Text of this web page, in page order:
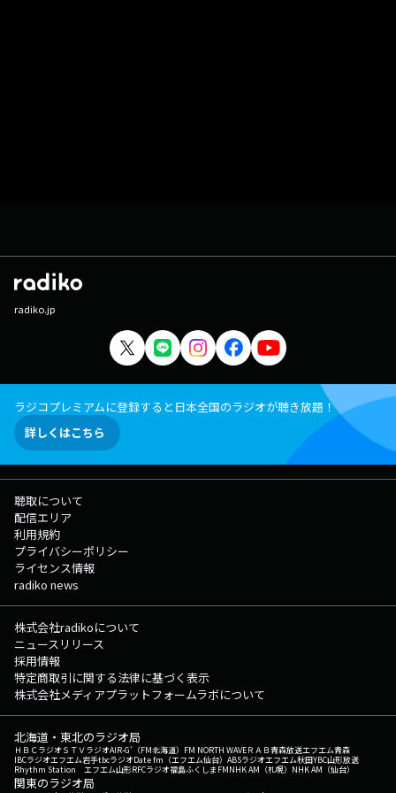
radiko.jp
ラジコプレミアムに登録すると日本全国のラジオが聴き放題！
詳しくはこちら
聴取について
配信エリア
利用規約
プライバシーポリシー
ライセンス情報
radiko news
株式会社radikoについて
ニュースリリース
採用情報
特定商取引に関する法律に基づく表示
株式会社メディアプラットフォームラボについて
北海道・東北のラジオ局
ＨＢＣラジオＳＴＶラジオAIR-G'（FM北海道） FM NORTH WAVEＲＡＢ青森放送エフエム青森
IBCラジオエフエム岩手tbcラジオDate fm（エフエム仙台） ABSラジオエフエム秋田YBC山形放送
Rhythm Station エフエム山形RFCラジオ福島ふくしまFMNHK AM（札幌） NHK AM（仙台）
関東のラジオ局